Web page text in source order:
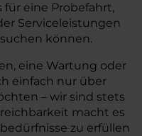
für eine Probefahrt,
Serviceleistungen
können.
eine Wartung oder
einfach nur über
– wir sind stets
macht es
zu erfüllen